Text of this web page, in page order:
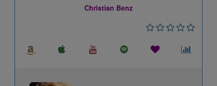
Christian Benz